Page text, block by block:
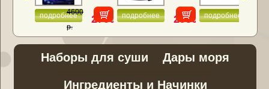
подробнее
2700
р.
4600
р.
подробнее
(6,3
литра)
виды
круп и
для
суши
29500
р.
подробнее
р.
Наборы для суши Дары моря
Ингредиенты и Начинки